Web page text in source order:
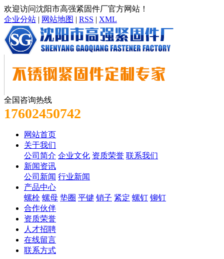
欢迎访问沈阳市高强紧固件厂官方网站！
企业分站 | 网站地图 | RSS | XML
全国咨询热线
17602450742
网站首页
关于我们
公司简介 企业文化 资质荣誉 联系我们
新闻资讯
公司新闻 行业新闻
产品中心
螺栓 螺母 垫圈 平键 销子 紧定 螺钉 铆钉
合作伙伴
资质荣誉
人才招聘
在线留言
联系方式